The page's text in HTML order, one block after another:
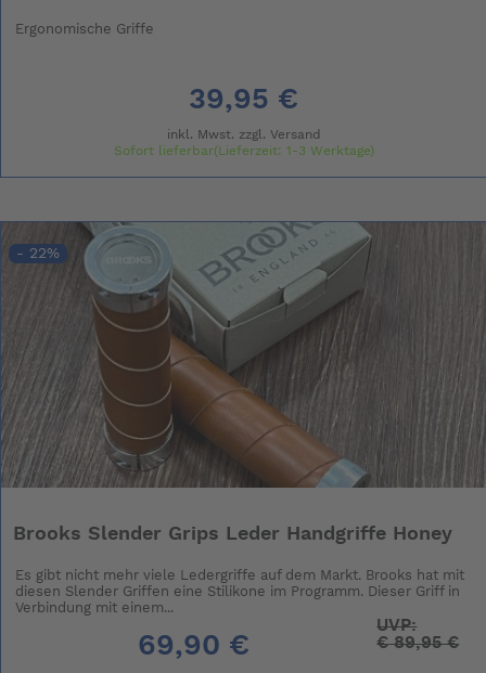
Ergonomische Griffe
39,95 €
inkl. Mwst. zzgl. Versand
Sofort lieferbar(Lieferzeit: 1-3 Werktage)
- 22%
Brooks Slender Grips Leder Handgriffe Honey
Es gibt nicht mehr viele Ledergriffe auf dem Markt. Brooks hat mit
diesen Slender Griffen eine Stilikone im Programm. Dieser Griff in
Verbindung mit einem...
69,90 €
UVP:
€89,95 €